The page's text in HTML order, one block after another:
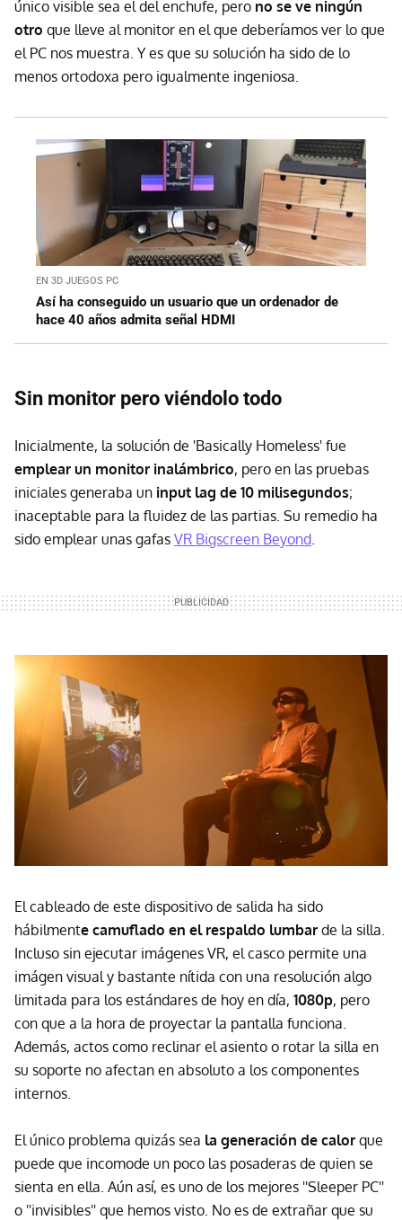
único visible sea el del enchufe, pero no se ve ningún
otro que lleve al monitor en el que deberíamos ver lo que
el PC nos muestra. Y es que su solución ha sido de lo
menos ortodoxa pero igualmente ingeniosa.
EN 3D JUEGOS PC
Así ha conseguido un usuario que un ordenador de
hace 40 años admita señal HDMI
Sin monitor pero viéndolo todo
Inicialmente, la solución de 'Basically Homeless' fue
emplear un monitor inalámbrico, pero en las pruebas
iniciales generaba un input lag de 10 milisegundos;
inaceptable para la fluidez de las partias. Su remedio ha
sido emplear unas gafas VR Bigscreen Beyond.
El cableado de este dispositivo de salida ha sido
hábilmente camuflado en el respaldo lumbar de la silla.
Incluso sin ejecutar imágenes VR, el casco permite una
imágen visual y bastante nítida con una resolución algo
limitada para los estándares de hoy en día, 1080p, pero
con que a la hora de proyectar la pantalla funciona.
Además, actos como reclinar el asiento o rotar la silla en
su soporte no afectan en absoluto a los componentes
internos.
El único problema quizás sea la generación de calor que
puede que incomode un poco las posaderas de quien se
sienta en ella. Aún así, es uno de los mejores ''Sleeper PC''
o ''invisibles'' que hemos visto. No es de extrañar que su